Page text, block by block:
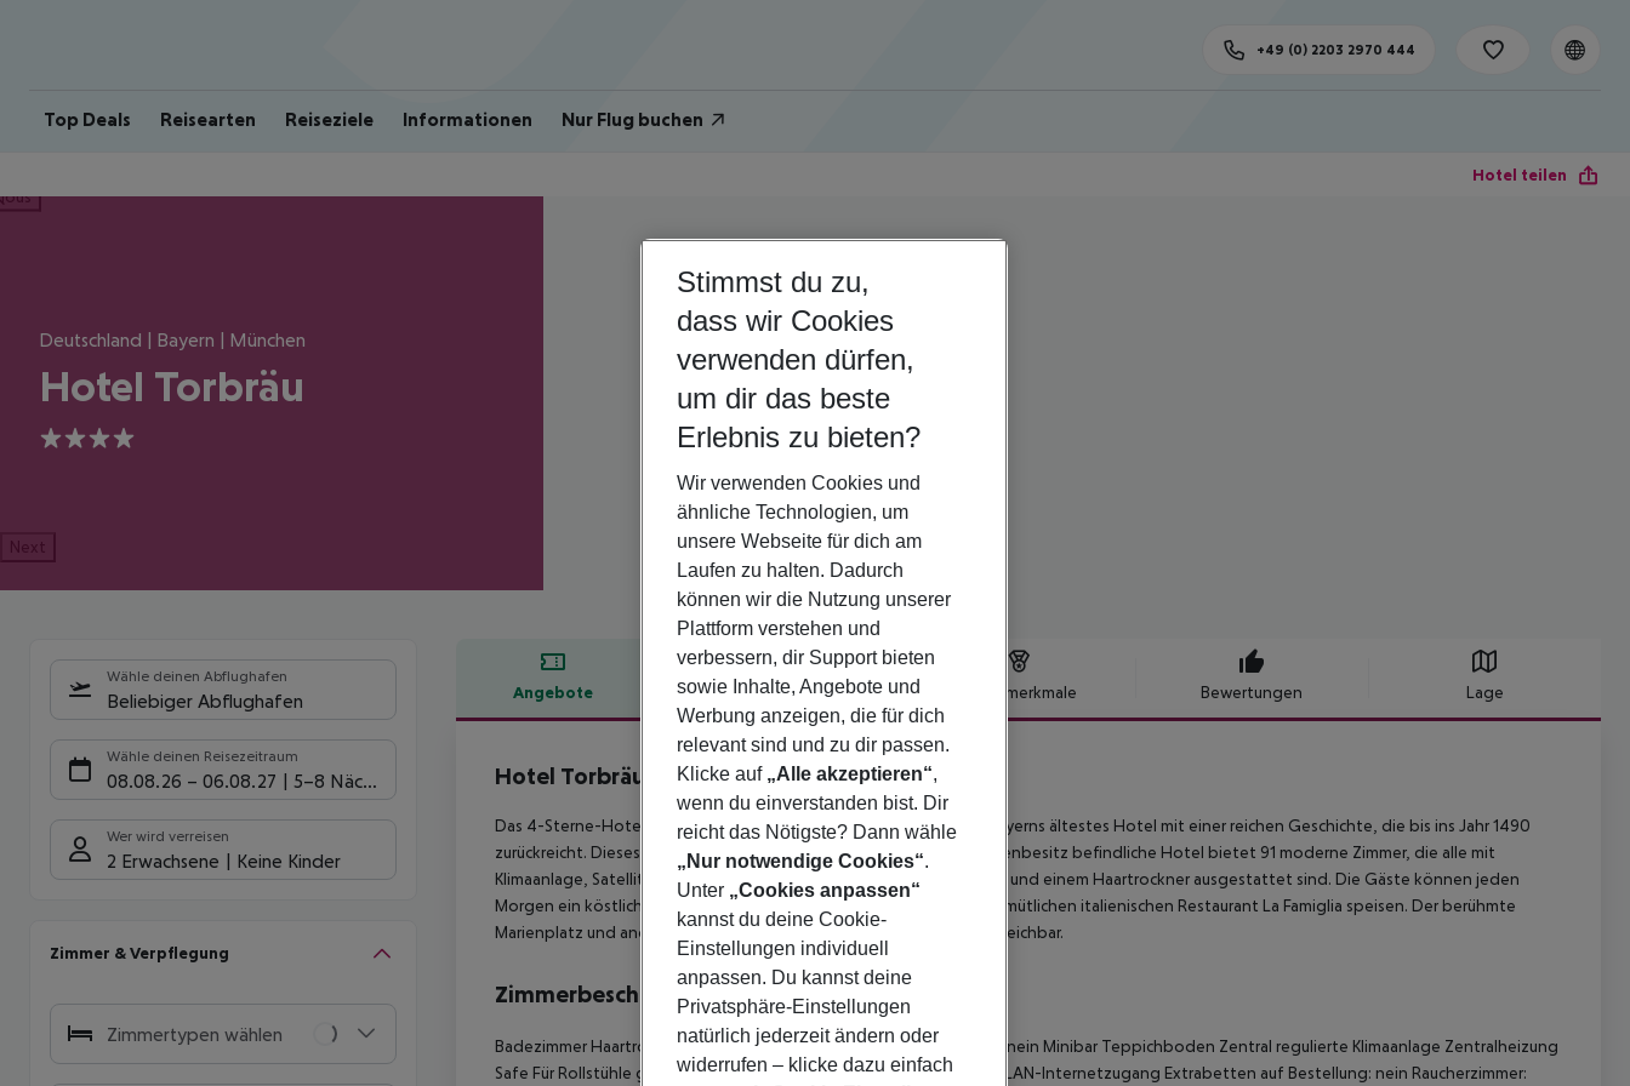
Top Deals Reisearten Reiseziele Informationen Nur Flug buchen
+49 (0) 2203 2970 444
Hotel teilen
Deutschland | Bayern | München
Hotel Torbräu
4
Next
Wähle deinen Abflughafen
Beliebiger Abflughafen
Wähle deinen Reisezeitraum
08.08.26 – 06.08.27 5-8 Nächte
Wer wird verreisen
2 Erwachsene Keine Kinder
Zimmer & Verpflegung
Zimmertypen wählen
Angebote Hotelbeschreibung Hotelmerkmale Bewertungen Lage
Hotelbeschreibung
Hotel Torbräu
Das 4-Sterne-Hotel Torbräu liegt im Herzen von München und ist Bayerns ältestes Hotel mit einer reichen Geschichte, die bis ins Jahr 1490
zurückreicht. Dieses charmante, seit über einem Jahrhundert in Familienbesitz befindliche Hotel bietet 91 moderne Zimmer, die alle mit
Klimaanlage, Satelliten- und Pay-TV, einem Safe, einem eigenen Bad und einem Haartrockner ausgestattet sind. Die Gäste können jeden
Morgen ein köstliches warmes Frühstücksbuffet genießen und im gemütlichen italienischen Restaurant La Famiglia speisen. Der berühmte
Marienplatz und andere Sehenswürdigkeiten sind bequem zu Fuß erreichbar.
Zimmerbeschreibung
Badezimmer Haartrockner Direktwahltelefon Radio Internetzugang: nein Minibar Teppichboden Zentral regulierte Klimaanlage Zentralheizung
Safe Für Rollstühle geeignet: nein Barrierefreies Badezimmer: nein WLAN-Internetzugang Extrabetten auf Bestellung: nein Raucherzimmer:
Stimmst du zu,
dass wir Cookies
verwenden dürfen,
um dir das beste
Erlebnis zu bieten?
Wir verwenden Cookies und
ähnliche Technologien, um
unsere Webseite für dich am
Laufen zu halten. Dadurch
können wir die Nutzung unserer
Plattform verstehen und
verbessern, dir Support bieten
sowie Inhalte, Angebote und
Werbung anzeigen, die für dich
relevant sind und zu dir passen.
Klicke auf „Alle akzeptieren“,
wenn du einverstanden bist. Dir
reicht das Nötigste? Dann wähle
„Nur notwendige Cookies“.
Unter „Cookies anpassen“
kannst du deine Cookie-
Einstellungen individuell
anpassen. Du kannst deine
Privatsphäre-Einstellungen
natürlich jederzeit ändern oder
widerrufen – klicke dazu einfach